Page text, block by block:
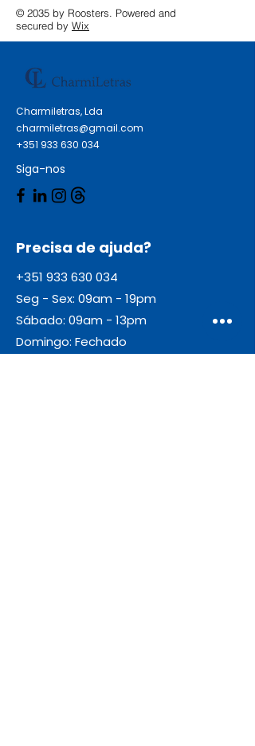
© 2035 by Roosters. Powered and
secured by Wix
Charmiletras, Lda
charmiletras@gmail.com
+351 933 630 034
Siga-nos
Precisa de ajuda?
+351 933 630 034
Seg - Sex: 09am - 19pm
Sábado: 09am - 13pm
Domingo: Fechado